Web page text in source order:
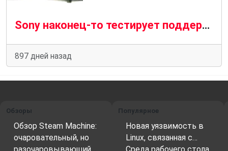
Sony наконец-то тестирует поддержку PSVR 2 на ПК
897 дней назад
Обзоры
Обзор Steam Machine:
очаровательный, но
Популярное
Новая уязвимость в
Linux, связанная с…